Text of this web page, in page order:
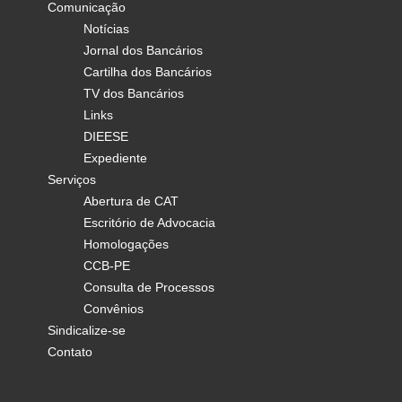
Comunicação
Notícias
Jornal dos Bancários
Cartilha dos Bancários
TV dos Bancários
Links
DIEESE
Expediente
Serviços
Abertura de CAT
Escritório de Advocacia
Homologações
CCB-PE
Consulta de Processos
Convênios
Sindicalize-se
Contato